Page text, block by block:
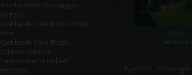
Pusztacsalád - Szolgagyőr,
várhely
Csehberek, Cseh-Brézó - Brezó
vára
Csehberek, Cseh-Brézó -
Szlatina I. sáncvár
Háromudvar - Erődített
templom
Kóbor
templom
Keresési előzmények